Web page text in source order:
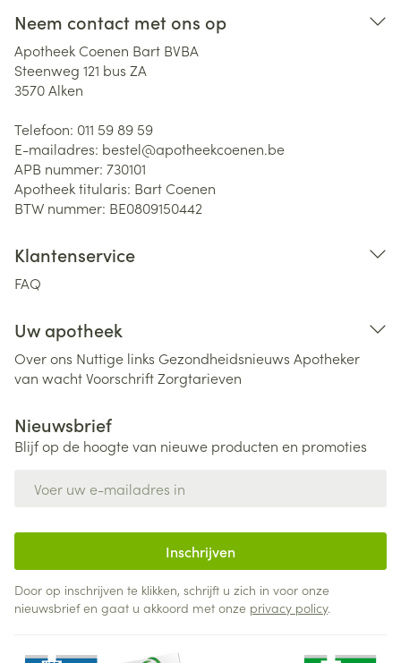
Neem contact met ons op
Apotheek Coenen Bart BVBA
Steenweg 121 bus ZA
3570Alken
Telefoon: 011 59 89 59
E-mailadres: bestel@apotheekcoenen.be
APB nummer: 730101
Apotheek titularis: Bart Coenen
BTW nummer: BE0809150442
Klantenservice
FAQ
Uw apotheek
Over ons Nuttige links Gezondheidsnieuws Apotheker
van wachtVoorschriftZorgtarieven
Nieuwsbrief
Blijf op de hoogte van nieuwe producten en promoties
Inschrijven
Door op inschrijven te klikken, schrijft u zich in voor onze
nieuwsbrief en gaat u akkoord met onze privacy policy.